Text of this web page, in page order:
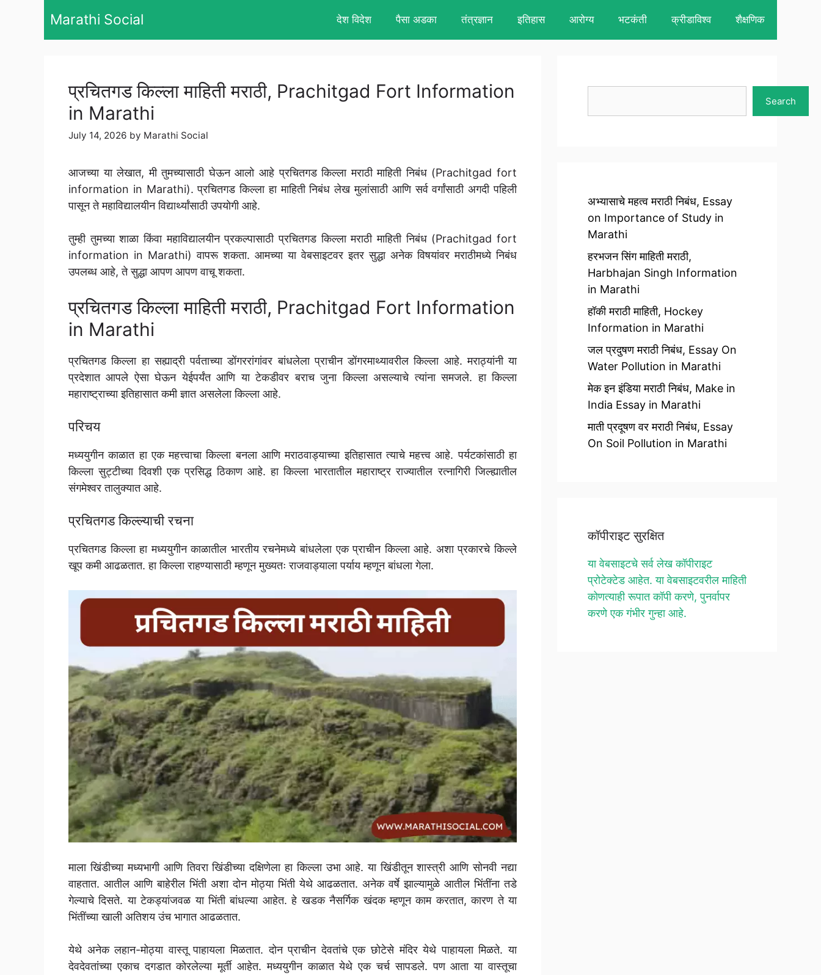
Marathi Social देश विदेश पैसा अडका तंत्रज्ञान इतिहास आरोग्य भटकंती क्रीडाविश्व शैक्षणिक
प्रचितगड किल्ला माहिती मराठी, Prachitgad Fort Information
in Marathi
July 14, 2026 by Marathi Social
आजच्या या लेखात, मी तुमच्यासाठी घेऊन आलो आहे प्रचितगड किल्ला मराठी माहिती निबंध (Prachitgad fort
information in Marathi). प्रचितगड किल्ला हा माहिती निबंध लेख मुलांसाठी आणि सर्व वर्गांसाठी अगदी पहिली
पासून ते महाविद्यालयीन विद्यार्थ्यांसाठी उपयोगी आहे.
तुम्ही तुमच्या शाळा किंवा महाविद्यालयीन प्रकल्पासाठी प्रचितगड किल्ला मराठी माहिती निबंध (Prachitgad fort
information in Marathi) वापरू शकता. आमच्या या वेबसाइटवर इतर सुद्धा अनेक विषयांवर मराठीमध्ये निबंध
उपलब्ध आहे, ते सुद्धा आपण आपण वाचू शकता.
प्रचितगड किल्ला माहिती मराठी, Prachitgad Fort Information
in Marathi
प्रचितगड किल्ला हा सह्याद्री पर्वताच्या डोंगररांगांवर बांधलेला प्राचीन डोंगरमाथ्यावरील किल्ला आहे. मराठ्यांनी या
प्रदेशात आपले ऐसा घेऊन येईपर्यंत आणि या टेकडीवर बराच जुना किल्ला असल्याचे त्यांना समजले. हा किल्ला
महाराष्ट्राच्या इतिहासात कमी ज्ञात असलेला किल्ला आहे.
परिचय
मध्ययुगीन काळात हा एक महत्त्वाचा किल्ला बनला आणि मराठवाड्याच्या इतिहासात त्याचे महत्त्व आहे. पर्यटकांसाठी हा
किल्ला सुट्टीच्या दिवशी एक प्रसिद्ध ठिकाण आहे. हा किल्ला भारतातील महाराष्ट्र राज्यातील रत्नागिरी जिल्ह्यातील
संगमेश्वर तालुक्यात आहे.
प्रचितगड किल्ल्याची रचना
प्रचितगड किल्ला हा मध्ययुगीन काळातील भारतीय रचनेमध्ये बांधलेला एक प्राचीन किल्ला आहे. अशा प्रकारचे किल्ले
खूप कमी आढळतात. हा किल्ला राहण्यासाठी म्हणून मुख्यतः राजवाड्याला पर्याय म्हणून बांधला गेला.
माला खिंडीच्या मध्यभागी आणि तिवरा खिंडीच्या दक्षिणेला हा किल्ला उभा आहे. या खिंडीतून शास्त्री आणि सोनवी नद्या
वाहतात. आतील आणि बाहेरील भिंती अशा दोन मोठ्या भिंती येथे आढळतात. अनेक वर्षे झाल्यामुळे आतील भिंतींना तडे
गेल्याचे दिसते. या टेकड्यांजवळ या भिंती बांधल्या आहेत. हे खडक नैसर्गिक खंदक म्हणून काम करतात, कारण ते या
भिंतींच्या खाली अतिशय उंच भागात आढळतात.
येथे अनेक लहान-मोठ्या वास्तू पाहायला मिळतात. दोन प्राचीन देवतांचे एक छोटेसे मंदिर येथे पाहायला मिळते. या
देवदेवतांच्या एकाच दगडात कोरलेल्या मूर्ती आहेत. मध्ययुगीन काळात येथे एक चर्च सापडले. पण आता या वास्तूचा
Search
अभ्यासाचे महत्व मराठी निबंध, Essay
on Importance of Study in
Marathi
हरभजन सिंग माहिती मराठी,
Harbhajan Singh Information
in Marathi
हॉकी मराठी माहिती, Hockey
Information in Marathi
जल प्रदुषण मराठी निबंध, Essay On
Water Pollution in Marathi
मेक इन इंडिया मराठी निबंध, Make in
India Essay in Marathi
माती प्रदूषण वर मराठी निबंध, Essay
On Soil Pollution in Marathi
कॉपीराइट सुरक्षित
या वेबसाइटचे सर्व लेख कॉपीराइट
प्रोटेक्टेड आहेत. या वेबसाइटवरील माहिती
कोणत्याही रूपात कॉपी करणे, पुनर्वापर
करणे एक गंभीर गुन्हा आहे.